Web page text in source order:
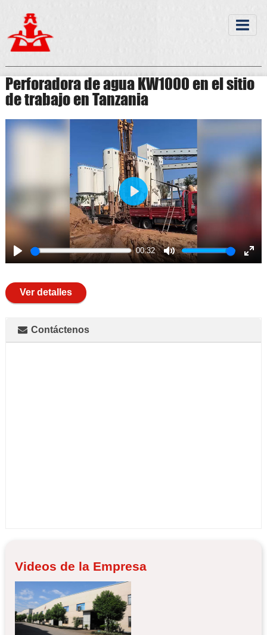
Perforadora de agua KW1000 en el sitio
de trabajo en Tanzania
Play
00:32
Mute
Play
Ver detalles
Contáctenos
Videos de la Empresa